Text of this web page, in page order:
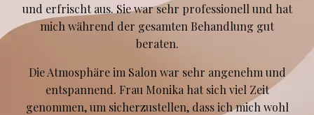
und erfrischt aus. Sie war sehr professionell und hat
mich während der gesamten Behandlung gut
beraten.
Die Atmosphäre im Salon war sehr angenehm und
entspannend. Frau Monika hat sich viel Zeit
genommen, um sicherzustellen, dass ich mich wohl